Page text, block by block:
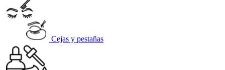
Cejas y pestañas